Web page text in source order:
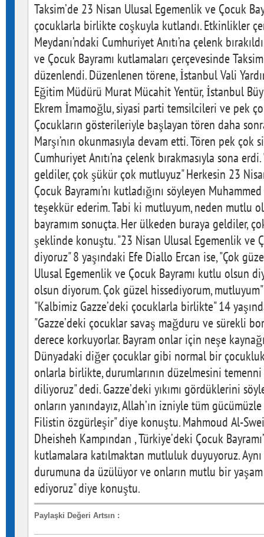
Taksim’de 23 Nisan Ulusal Egemenlik ve Çocuk
çocuklarla birlikte coşkuyla kutlandı. Etkinlikler
Meydanı’ndaki Cumhuriyet Anıtı’na çelenk
ve Çocuk Bayramı kutlamaları çerçevesinde
düzenlendi. Düzenlenen törene, İstanbul Vali
Eğitim Müdürü Murat Mücahit Yentür, İstanbul
Ekrem İmamoğlu, siyasi parti temsilcileri ve pek
Çocukların gösterileriyle başlayan tören daha
Marşı’nın okunmasıyla devam etti. Tören pek
Cumhuriyet Anıtı’na çelenk bırakmasıyla sona
geldiler, çok şükür çok mutluyuz" Herkesin 23
Çocuk Bayramı’nı kutladığını söyleyen
teşekkür ederim. Tabi ki mutluyum, neden mutlu
bayramım sonuçta. Her ülkeden buraya geldiler,
şeklinde konuştu. "23 Nisan Ulusal Egemenlik ve
diyoruz" 8 yaşındaki Efe Diallo Ercan ise, "Çok
Ulusal Egemenlik ve Çocuk Bayramı kutlu olsun
olsun diyorum. Çok güzel hissediyorum,
"Kalbimiz Gazze’deki çocuklarla birlikte" 14
"Gazze’deki çocuklar savaş mağduru ve sürekli
derece korkuyorlar. Bayram onlar için neşe
Dünyadaki diğer çocuklar gibi normal bir
onlarla birlikte, durumlarının düzelmesini
diliyoruz" dedi. Gazze’deki yıkımı gördüklerini
onların yanındayız, Allah’ın izniyle tüm
Filistin özgürleşir" diye konuştu. Mahmoud Al-
Dheisheh Kampından , Türkiye’deki Çocuk
kutlamalara katılmaktan mutluluk duyuyoruz.
durumuna da üzülüyor ve onların mutlu bir
ediyoruz" diye konuştu.
Paylaşki Değeri Artsın :